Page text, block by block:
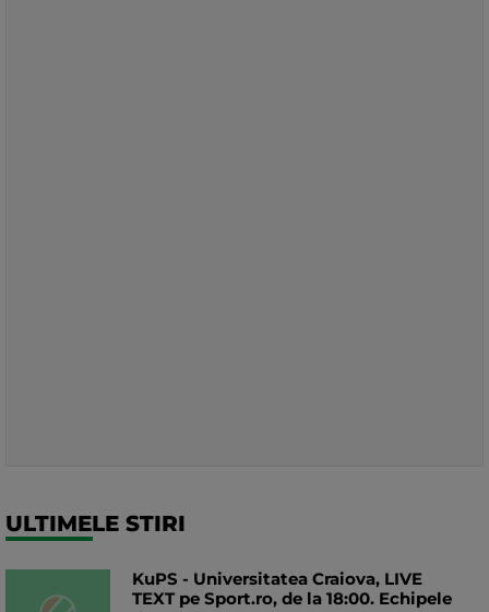
ULTIMELE STIRI
KuPS - Universitatea Craiova, LIVE
TEXT pe Sport.ro, de la 18:00. Echipele